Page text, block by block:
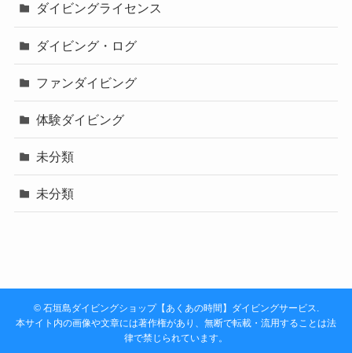
ダイビングライセンス
ダイビング・ログ
ファンダイビング
体験ダイビング
未分類
未分類
©石垣島ダイビングショップ【あくあの時間】ダイビングサービス.
本サイト内の画像や文章には著作権があり、無断で転載・流用することは法
律で禁じられています。